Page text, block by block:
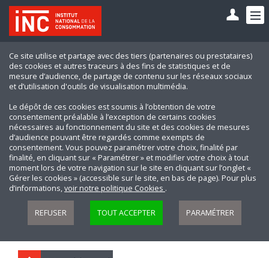
Ce site utilise et partage avec des tiers (partenaires ou prestataires)
des cookies et autres traceurs à des fins de statistiques et de
mesure d’audience, de partage de contenu sur les réseaux sociaux
et d’utilisation d'outils de visualisation multimédia.
Le dépôt de ces cookies est soumis à l’obtention de votre
consentement préalable à l’exception de certains cookies
nécessaires au fonctionnement du site et des cookies de mesures
d’audience pouvant être regardés comme exempts de
consentement. Vous pouvez paramétrer votre choix, finalité par
finalité, en cliquant sur « Paramétrer » et modifier votre choix à tout
moment lors de votre navigation sur le site en cliquant sur l’onglet «
Gérer les cookies » (accessible sur le site, en bas de page). Pour plus
d’informations,voir notre politique Cookies .
REFUSER TOUT ACCEPTER PARAMÉTRER